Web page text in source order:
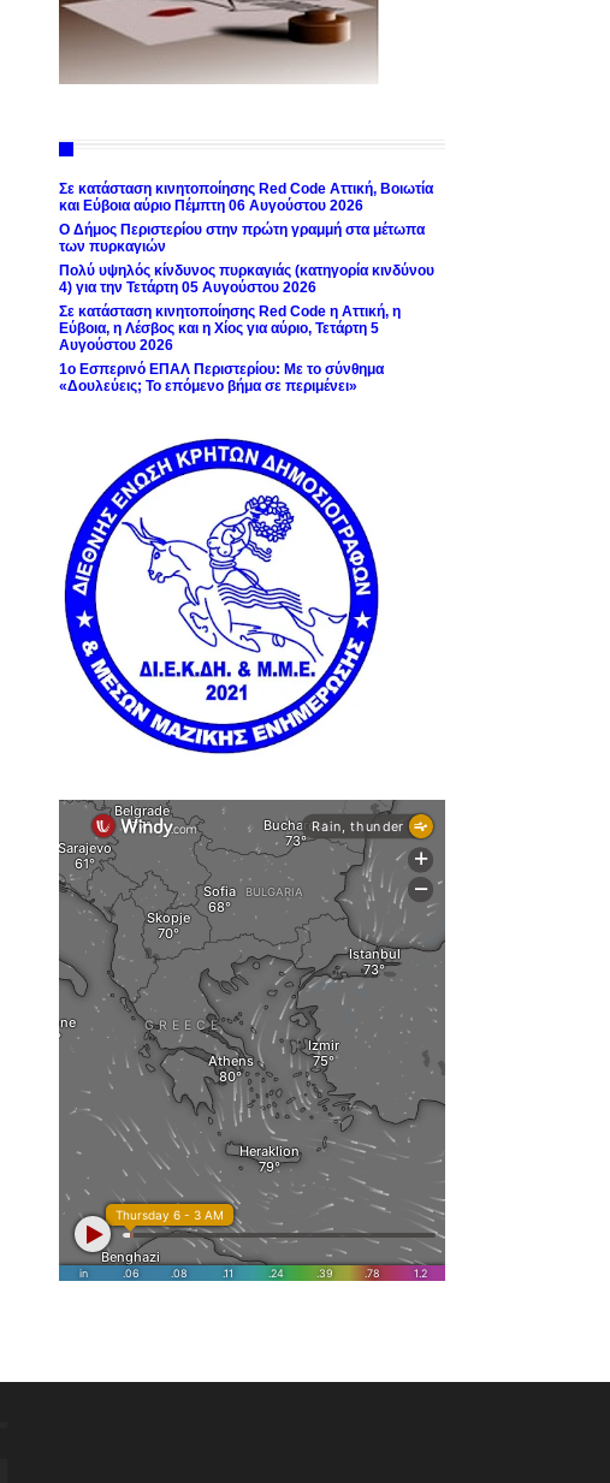
Σε κατάσταση κινητοποίησης Red Code Αττική, Βοιωτία
και Εύβοια αύριο Πέμπτη 06 Αυγούστου 2026
Ο Δήμος Περιστερίου στην πρώτη γραμμή στα μέτωπα
των πυρκαγιών
Πολύ υψηλός κίνδυνος πυρκαγιάς (κατηγορία κινδύνου
4) για την Τετάρτη 05 Αυγούστου 2026
Σε κατάσταση κινητοποίησης Red Code η Αττική, η
Εύβοια, η Λέσβος και η Χίος για αύριο, Τετάρτη 5
Αυγούστου 2026
1ο Εσπερινό ΕΠΑΛ Περιστερίου: Με το σύνθημα
«Δουλεύεις; Το επόμενο βήμα σε περιμένει»